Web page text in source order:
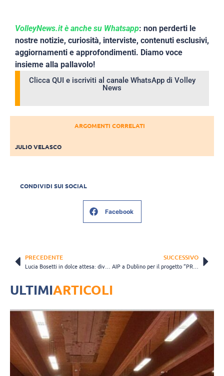
VolleyNews.it è anche su Whatsapp: non perderti le
nostre notizie, curiosità, interviste, contenuti esclusivi,
aggiornamenti e approfondimenti. Diamo voce
insieme alla pallavolo!
Clicca QUI e iscriviti al canale WhatsApp di Volley
News
ARGOMENTI CORRELATI
JULIO VELASCO
CONDIVIDI SUI SOCIAL
Facebook
PRECEDENTE SUCCESSIVO
AIP a Dublino per il progetto “PROtect Integrity Online” di EU Athletes
ULTIMIARTICOLI